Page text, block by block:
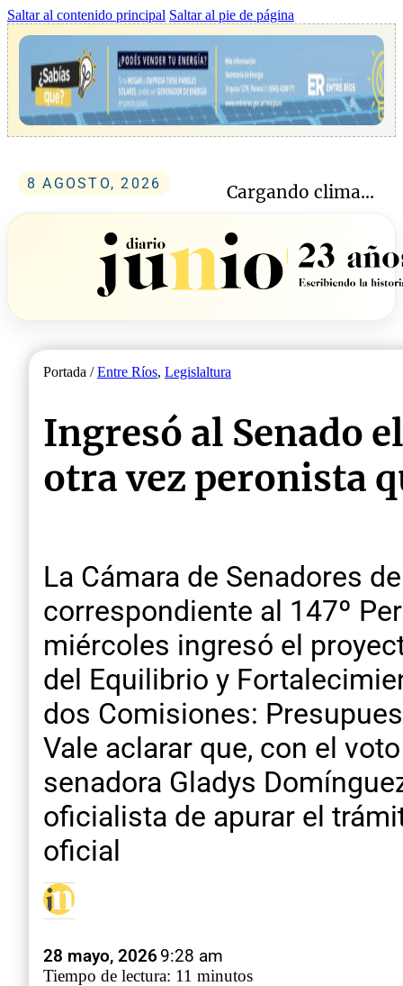
Saltar al contenido principal Saltar al pie de página
8 AGOSTO, 2026 Cargando clima...
Portada /Entre Ríos, Legislaltura
Ingresó al Senado
otra vez peronista
La Cámara de Senadores
correspondiente al 147º
miércoles ingresó el
del Equilibrio y
dos Comisiones:
Vale aclarar que, con el
senadora Gladys
oficialista de apurar el
oficial
28 mayo, 20269:28 am
Tiempo de lectura: 11 minutos